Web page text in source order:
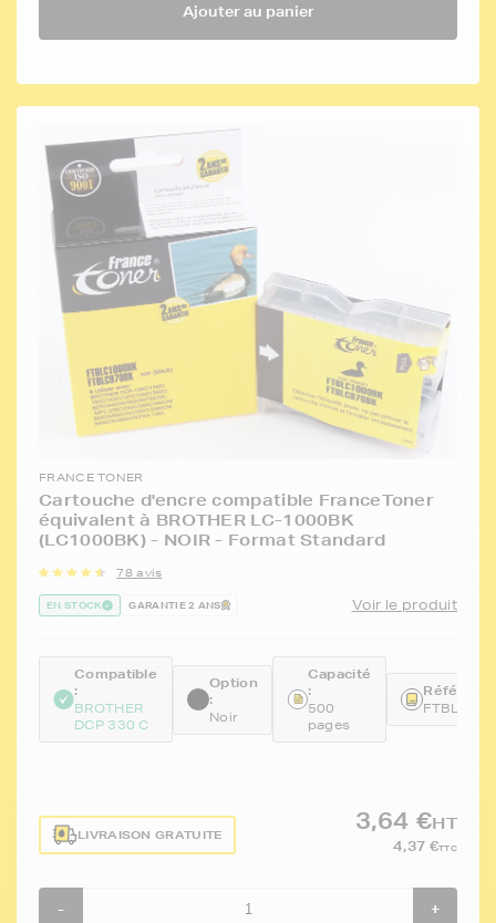
Ajouter au panier
FRANCE TONER
Cartouche d'encre compatible FranceToner
équivalent à BROTHER LC-1000BK
(LC1000BK) - NOIR - Format Standard
78 avis
EN STOCK GARANTIE 2 ANS Voir le produit
Compatible
:
BROTHER
DCP 330 C
Option
:
Noir
Capacité
:
500
pages
LIVRAISON GRATUITE
3,64 €HT
4,37 €TTC
- +